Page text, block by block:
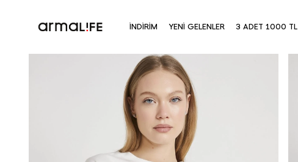
İNDİRİM YENİ GELENLER 3 ADET 1000 TL